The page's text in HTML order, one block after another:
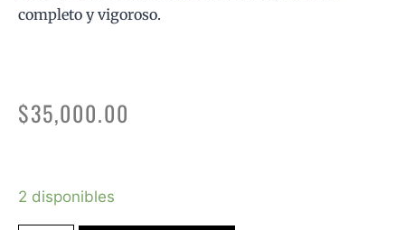
completo y vigoroso.
$35,000.00
2 disponibles